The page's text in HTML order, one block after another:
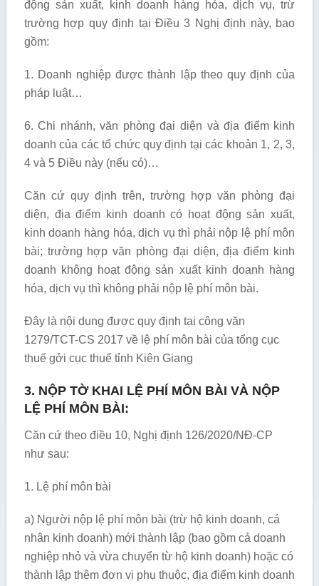
động sản xuất, kinh doanh hàng hóa, dịch vụ, trừ
trường hợp quy định tại Điều 3 Nghị định này, bao
gồm:
1. Doanh nghiệp được thành lập theo quy định của
pháp luật…
6. Chi nhánh, văn phòng đại diện và địa điểm kinh
doanh của các tổ chức quy định tại các khoản 1, 2, 3,
4 và 5 Điều này (nếu có)…
Căn cứ quy định trên, trường hợp văn phòng đại
diện, địa điểm kinh doanh có hoạt động sản xuất,
kinh doanh hàng hóa, dịch vụ thì phải nộp lệ phí môn
bài; trường hợp văn phòng đại diện, địa điểm kinh
doanh không hoạt động sản xuất kinh doanh hàng
hóa, dịch vụ thì không phải nộp lệ phí môn bài.
Đây là nội dung được quy định tại công văn
1279/TCT-CS 2017 về lệ phí môn bài của tổng cục
thuế gởi cục thuế tỉnh Kiên Giang
3. NỘP TỜ KHAI LỆ PHÍ MÔN BÀI VÀ NỘP
LỆ PHÍ MÔN BÀI:
Căn cứ theo điều 10, Nghị định 126/2020/NĐ-CP
như sau:
1. Lệ phí môn bài
a) Người nộp lệ phí môn bài (trừ hộ kinh doanh, cá
nhân kinh doanh) mới thành lập (bao gồm cả doanh
nghiệp nhỏ và vừa chuyển từ hộ kinh doanh) hoặc có
thành lập thêm đơn vị phụ thuộc, địa điểm kinh doanh